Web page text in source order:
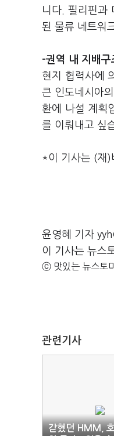
니다. 필리핀과
된 물류 네트워
-권역 내 지배구
현지 협력사에
큰 인도네시아
환에 나설 계획
를 이뤄내고 싶
*이 기사는 (재)
윤영혜 기자
이 기사는 뉴스
ⓒ 맛있는 뉴스토
관련기사
갇혔던 HMM,